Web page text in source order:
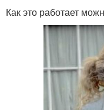
Как это работает